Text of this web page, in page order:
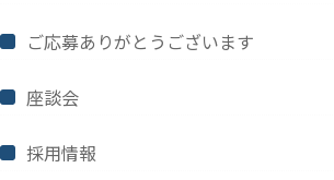
ご応募ありがとうございます
座談会
採用情報